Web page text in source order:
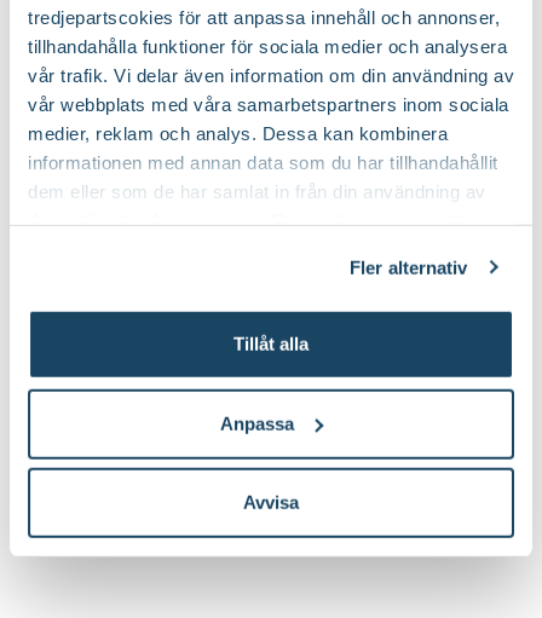
tredjepartscokies för att anpassa innehåll och annonser,
tillhandahålla funktioner för sociala medier och analysera
vår trafik. Vi delar även information om din användning av
vår webbplats med våra samarbetspartners inom sociala
medier, reklam och analys. Dessa kan kombinera
informationen med annan data som du har tillhandahållit
dem eller som de har samlat in från din användning av
Fler alternativ
Tillåt alla
Anpassa
Avvisa
Online
I lager
Till Produkten
Online
I lager
Till Produkten
till Blomjord
2 för 120:-
krukväxter
Blomsterlandet PRO
Välj butik
2 för 99:-
Krukväxtnäring för gröna
växter
Blomsterlandet
59 90
Välj butik